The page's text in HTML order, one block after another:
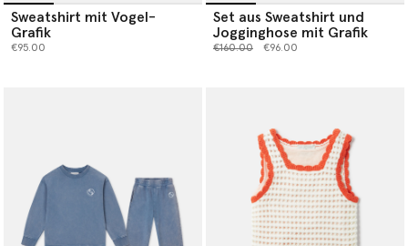
Sweatshirt mit Vogel-
Grafik
€95.00
Set aus Sweatshirt und
Jogginghose mit Grafik
Preis reduziert von
€160.00bis€96.00